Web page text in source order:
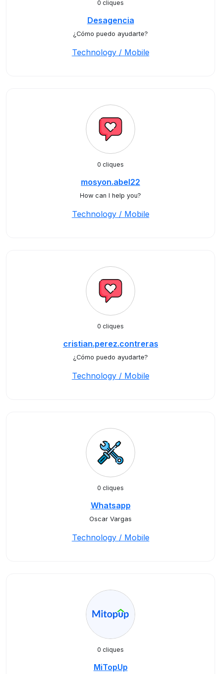
0 cliques
Desagencia
¿Cómo puedo ayudarte?
Technology / Mobile
0 cliques
mosyon.abel22
How can I help you?
Technology / Mobile
0 cliques
cristian.perez.contreras
¿Cómo puedo ayudarte?
Technology / Mobile
0 cliques
Whatsapp
Oscar Vargas
Technology / Mobile
0 cliques
MiTopUp